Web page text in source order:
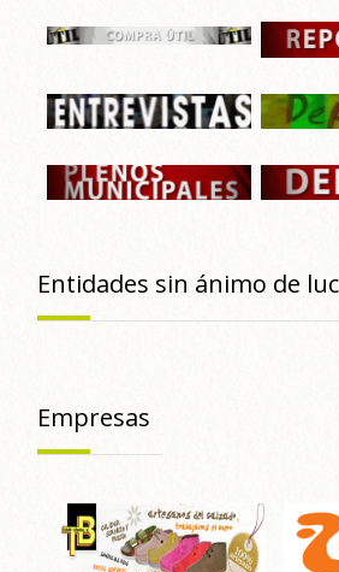
Entidades sin ánimo de
Empresas